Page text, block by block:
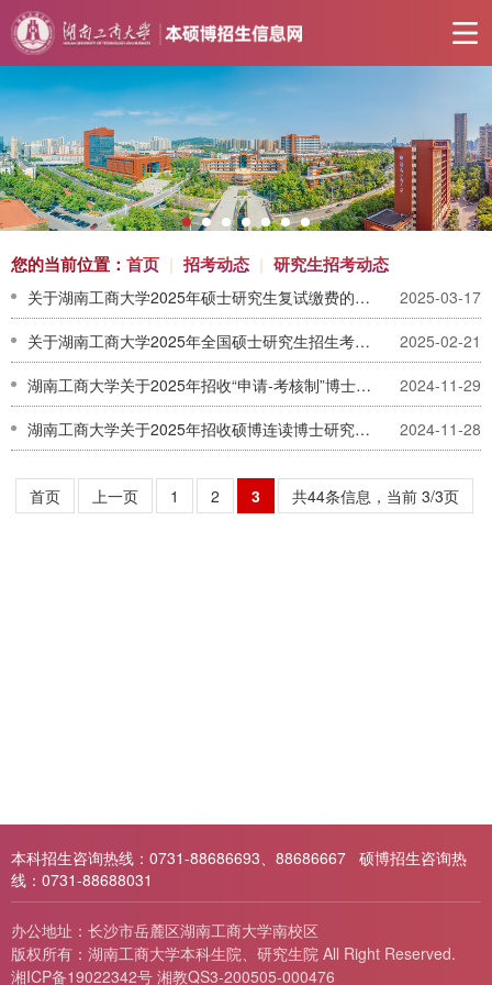
您的当前位置： 首页 | 招考动态 | 研究生招考动态
2025-03-17
关于湖南工商大学2025年硕士研究生复试缴费的通知
2025-02-21
关于湖南工商大学2025年全国硕士研究生招生考试初试成绩查询及复核的公告
2024-11-29
湖南工商大学关于2025年招收“申请-考核制”博士研究生的通知
2024-11-28
湖南工商大学关于2025年招收硕博连读博士研究生的通知
首页 上一页 1 2 3 共44条信息，当前 3/3页
本科招生咨询热线：0731-88686693、88686667 硕博招生咨询热
线：0731-88688031
办公地址：长沙市岳麓区湖南工商大学南校区
版权所有：湖南工商大学本科生院、研究生院 All Right Reserved.
湘ICP备19022342号 湘教QS3-200505-000476